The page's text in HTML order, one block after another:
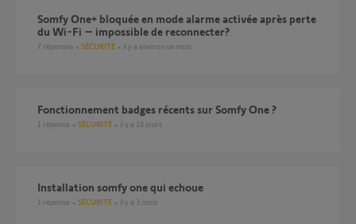
Somfy One+ bloquée en mode alarme activée après perte
du Wi-Fi – impossible de reconnecter?
7 réponses SÉCURITÉ il y a environ un mois
Fonctionnement badges récents sur Somfy One ?
1 réponse SÉCURITÉ il y a 18 jours
installation somfy one qui echoue
1 réponse SÉCURITÉ il y a 3 mois